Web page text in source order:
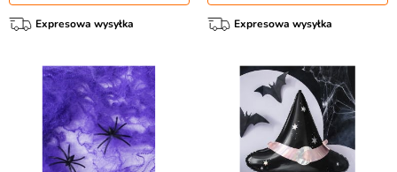
Expresowa wysyłka Expresowa wysyłka